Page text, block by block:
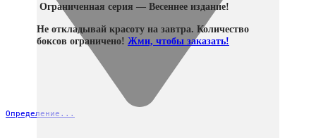
Определение...
Ограниченная серия — Весеннее издание!
Не откладывай красоту на завтра. Количество
боксов ограничено! Жми, чтобы заказать!